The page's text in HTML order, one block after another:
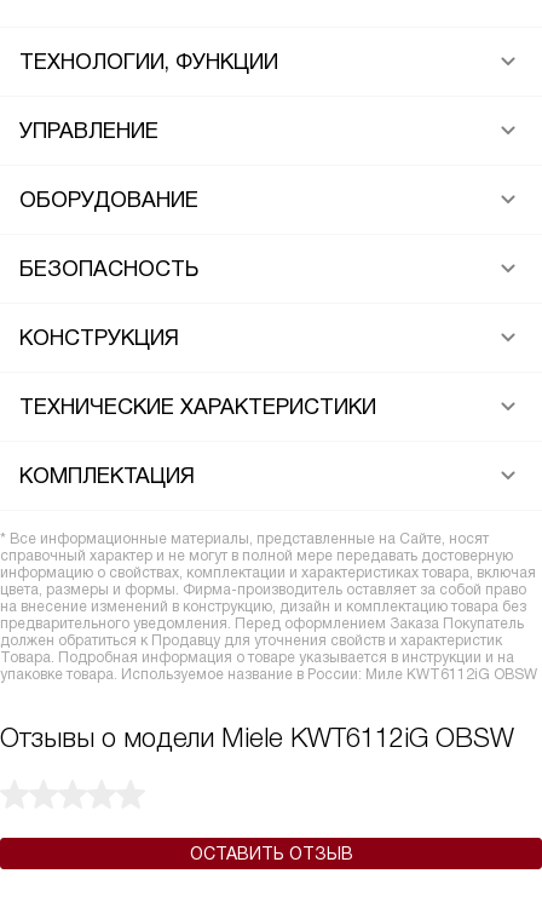
ТЕХНОЛОГИИ, ФУНКЦИИ
УПРАВЛЕНИЕ
ОБОРУДОВАНИЕ
БЕЗОПАСНОСТЬ
КОНСТРУКЦИЯ
ТЕХНИЧЕСКИЕ ХАРАКТЕРИСТИКИ
КОМПЛЕКТАЦИЯ
* Все информационные материалы, представленные на Сайте, носят
справочный характер и не могут в полной мере передавать достоверную
информацию о свойствах, комплектации и характеристиках товара, включая
цвета, размеры и формы. Фирма-производитель оставляет за собой право
на внесение изменений в конструкцию, дизайн и комплектацию товара без
предварительного уведомления. Перед оформлением Заказа Покупатель
должен обратиться к Продавцу для уточнения свойств и характеристик
Товара. Подробная информация о товаре указывается в инструкции и на
упаковке товара. Используемое название в России: Миле KWT6112iG OBSW
Отзывы о модели Miele KWT6112iG OBSW
ОСТАВИТЬ ОТЗЫВ